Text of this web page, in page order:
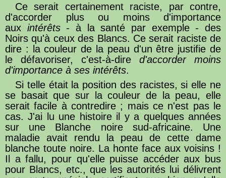
Ce serait certainement raciste, par contre,
d'accorder plus ou moins d'importance
aux intérêts- à la santé par exemple - des
Noirs qu'à ceux des Blancs. Ce serait raciste de
dire : la couleur de la peau d'un être justifie de
le défavoriser, c'est-à-dire d'accorder moins
d'importance à ses intérêts.
Si telle était la position des racistes, si elle ne
se basait que sur la couleur de la peau, elle
serait facile à contredire ; mais ce n'est pas le
cas. J'ai lu une histoire il y a quelques années
sur une Blanche noire sud-africaine. Une
maladie avait rendu la peau de cette dame
blanche toute noire. La honte face aux voisins !
Il a fallu, pour qu'elle puisse accéder aux bus
pour Blancs, etc., que les autorités lui délivrent